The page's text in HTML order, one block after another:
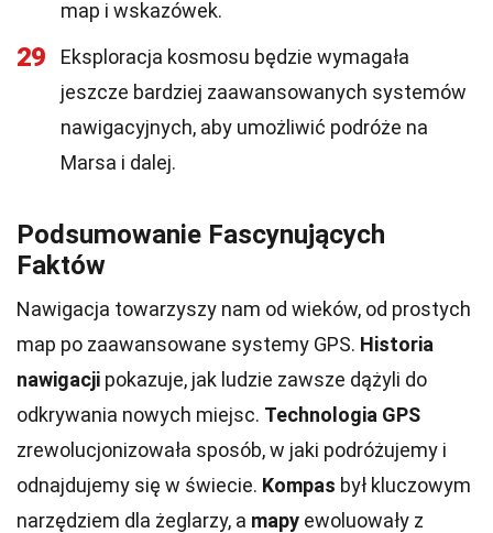
map i wskazówek.
29
Eksploracja kosmosu będzie wymagała
jeszcze bardziej zaawansowanych systemów
nawigacyjnych, aby umożliwić podróże na
Marsa i dalej.
Podsumowanie Fascynujących
Faktów
Nawigacja towarzyszy nam od wieków, od prostych
map po zaawansowane systemy GPS. Historia
nawigacji pokazuje, jak ludzie zawsze dążyli do
odkrywania nowych miejsc. Technologia GPS
zrewolucjonizowała sposób, w jaki podróżujemy i
odnajdujemy się w świecie. Kompas był kluczowym
narzędziem dla żeglarzy, a mapy ewoluowały z